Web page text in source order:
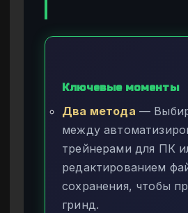
Ключевые моменты
Два метода —
между
трейнерами для ПК
редактированием
сохранения, чтобы
гринд.